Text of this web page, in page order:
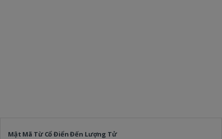
Mật Mã Từ Cổ Điển Đến Lượng Tử